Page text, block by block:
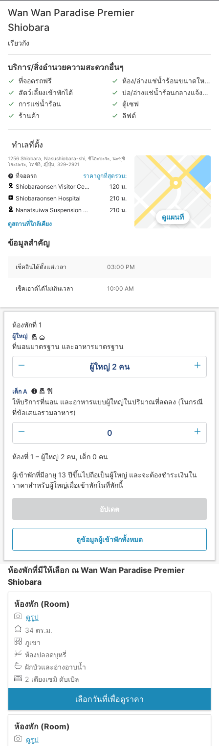
Wan Wan Paradise Premier
Shiobara
เรียวกัง
บริการ/สิ่งอำนวยความสะดวกอื่นๆ
ที่จอดรถฟรี
ห้อง/อ่างแช่น้ำร้อนขนาดใหญ่
ในร่ม
สัตว์เลี้ยงเข้าพักได้
บ่อ/อ่างแช่น้ำร้อนกลางแจ้ง
(แยกชายหญิง)
การแช่น้ำร้อน
ตู้เซฟ
ร้านค้า
ลิฟต์
ทำเลที่ตั้ง
1256 Shiobara, Nasushiobara-shi, ชิโอะบะระ, นะซุชิ
โอะบะระ, โทชิงิ, ญี่ปุ่น, 329-2921
ที่จอดรถ
ราคาถูกที่สุดรวม:
Shiobaraonsen Visitor Center
120 ม.
Shiobaraonsen Hospital
210 ม.
Nanatsuiwa Suspension Bridge
210 ม.
ดูสถานที่ใกล้เคียง
ดูแผนที่
ข้อมูลสำคัญ
เช็คอินได้ตั้งแต่เวลา 03:00 PM
เช็คเอาต์ได้ไม่เกินเวลา 10:00 AM
ห้องพักที่ 1
ผู้ใหญ่
ที่นอนมาตรฐาน และอาหารมาตรฐาน
ผู้ใหญ่ 2 คน
เด็ก A
ให้บริการที่นอน และอาหารแบบผู้ใหญ่ในปริมาณที่ลดลง (ในกรณี
ที่ข้อเสนอรวมอาหาร)
0
ห้องที่ 1 – ผู้ใหญ่ 2 คน, เด็ก 0 คน
ผู้เข้าพักที่มีอายุ 13 ปีขึ้นไปถือเป็นผู้ใหญ่ และจะต้องชำระเงินใน
ราคาสำหรับผู้ใหญ่เมื่อเข้าพักในที่พักนี้
อัปเดต
ดูข้อมูลผู้เข้าพักทั้งหมด
ห้องพักที่มีให้เลือก ณ Wan Wan Paradise Premier
Shiobara
ห้องพัก (Room)
ดูรูป
34 ตร.ม.
ภูเขา
ห้องปลอดบุหรี่
ฝักบัวและอ่างอาบน้ำ
2 เตียงเซมิ ดับเบิล
เลือกวันที่เพื่อดูราคา
ห้องพัก (Room)
ดูรูป